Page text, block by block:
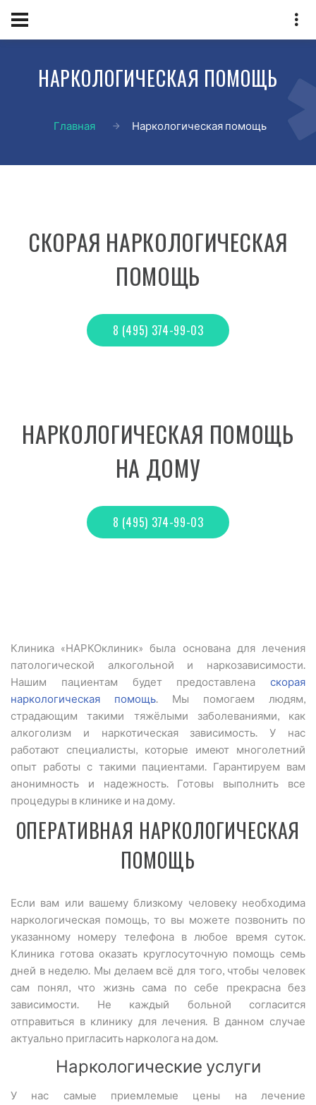
НАРКОЛОГИЧЕСКАЯ ПОМОЩЬ
Главная Наркологическая помощь
СКОРАЯ НАРКОЛОГИЧЕСКАЯ
ПОМОЩЬ
8 (495) 374-99-03
НАРКОЛОГИЧЕСКАЯ ПОМОЩЬ
НА ДОМУ
8 (495) 374-99-03
Клиника «НАРКОклиник» была основана для лечения
патологической алкогольной и наркозависимости.
Нашим пациентам будет предоставлена скорая
наркологическая помощь. Мы помогаем людям,
страдающим такими тяжёлыми заболеваниями, как
алкоголизм и наркотическая зависимость. У нас
работают специалисты, которые имеют многолетний
опыт работы с такими пациентами. Гарантируем вам
анонимность и надежность. Готовы выполнить все
процедуры в клинике и на дому.
ОПЕРАТИВНАЯ НАРКОЛОГИЧЕСКАЯ
ПОМОЩЬ
Если вам или вашему близкому человеку необходима
наркологическая помощь, то вы можете позвонить по
указанному номеру телефона в любое время суток.
Клиника готова оказать круглосуточную помощь семь
дней в неделю. Мы делаем всё для того, чтобы человек
сам понял, что жизнь сама по себе прекрасна без
зависимости. Не каждый больной согласится
отправиться в клинику для лечения. В данном случае
актуально пригласить нарколога на дом.
Наркологические услуги
У нас самые приемлемые цены на лечение